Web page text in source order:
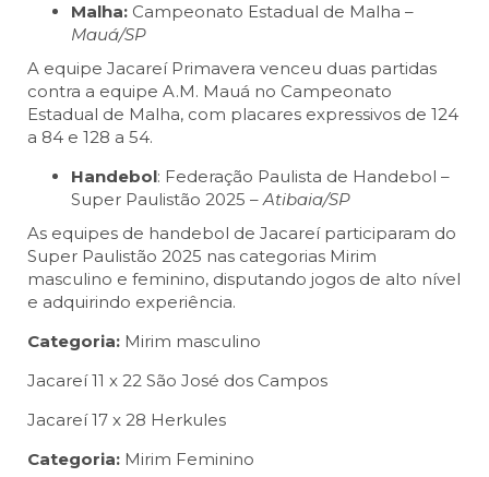
Malha: Campeonato Estadual de Malha –
Mauá/SP
A equipe Jacareí Primavera venceu duas partidas
contra a equipe A.M. Mauá no Campeonato
Estadual de Malha, com placares expressivos de 124
a 84 e 128 a 54.
Handebol: Federação Paulista de Handebol –
Super Paulistão 2025 –Atibaia/SP
As equipes de handebol de Jacareí participaram do
Super Paulistão 2025 nas categorias Mirim
masculino e feminino, disputando jogos de alto nível
e adquirindo experiência.
Categoria: Mirim masculino
Jacareí 11 x 22 São José dos Campos
Jacareí 17 x 28 Herkules
Categoria: Mirim Feminino